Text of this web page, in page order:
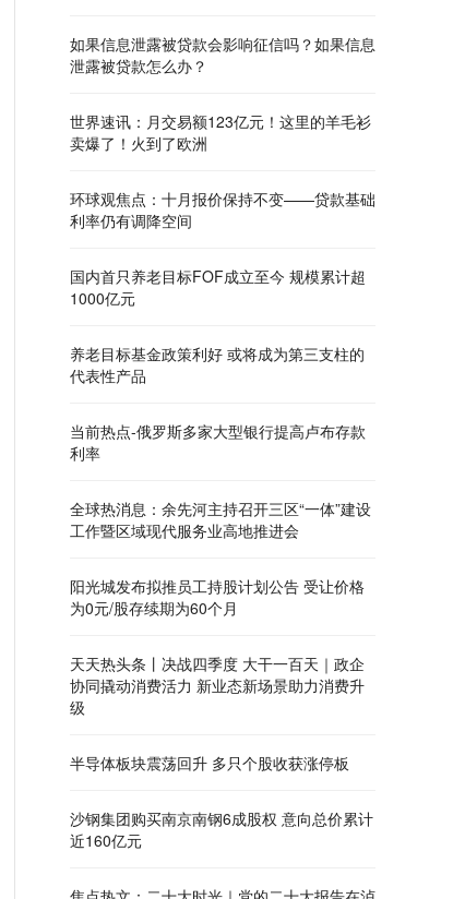
如果信息泄露被贷款会影响征信吗？如果信息
泄露被贷款怎么办？
世界速讯：月交易额123亿元！这里的羊毛衫
卖爆了！火到了欧洲
环球观焦点：十月报价保持不变——贷款基础
利率仍有调降空间
国内首只养老目标FOF成立至今 规模累计超
1000亿元
养老目标基金政策利好 或将成为第三支柱的
代表性产品
当前热点-俄罗斯多家大型银行提高卢布存款
利率
全球热消息：余先河主持召开三区“一体”建设
工作暨区域现代服务业高地推进会
阳光城发布拟推员工持股计划公告 受让价格
为0元/股存续期为60个月
天天热头条丨决战四季度 大干一百天｜政企
协同撬动消费活力 新业态新场景助力消费升
级
半导体板块震荡回升 多只个股收获涨停板
沙钢集团购买南京南钢6成股权 意向总价累计
近160亿元